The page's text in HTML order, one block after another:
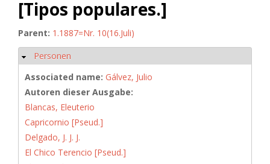
[Tipos populares.]
Parent: 1.1887=Nr. 10(16.Juli)
Ausblenden
Personen
Associated name: Gálvez, Julio
Autoren dieser Ausgabe:
Blancas, Eleuterio
Capricornio [Pseud.]
Delgado, J. J. J.
El Chico Terencio [Pseud.]